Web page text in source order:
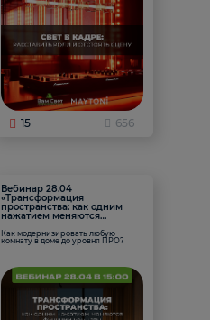
15 656
Вебинар 28.04
«Трансформация
пространства: как одним
нажатием меняются
Как модернизировать любую
комнату в доме до уровня ПРО?